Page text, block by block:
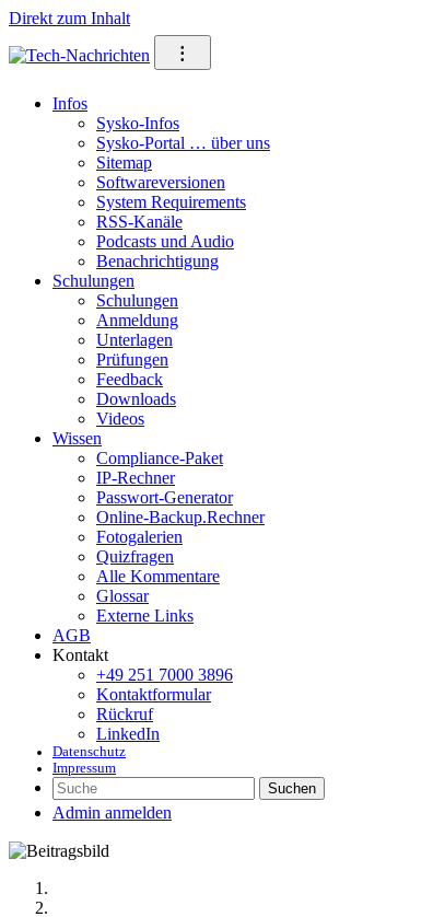
Direkt zum Inhalt
⁝
Infos
Sysko-Infos
Sysko-Portal … über uns
Sitemap
Softwareversionen
System Requirements
RSS-Kanäle
Podcasts und Audio
Benachrichtigung
Schulungen
Schulungen
Anmeldung
Unterlagen
Prüfungen
Feedback
Downloads
Videos
Wissen
Compliance-Paket
IP-Rechner
Passwort-Generator
Online-Backup.Rechner
Fotogalerien
Quizfragen
Alle Kommentare
Glossar
Externe Links
AGB
Kontakt
+49 251 7000 3896
Kontaktformular
Rückruf
LinkedIn
Datenschutz
Impressum
Suchen
Admin anmelden